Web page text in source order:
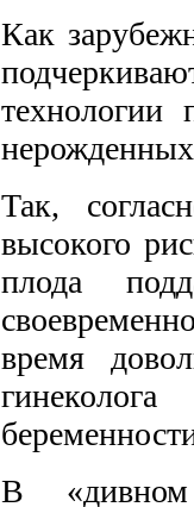
Как
технологии
Так,
высокого
плода
время
В «дивном